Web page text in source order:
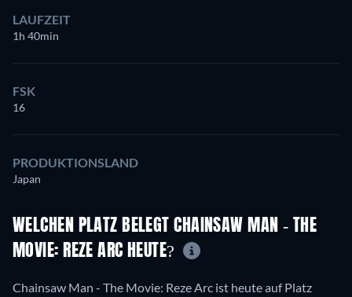
LAUFZEIT
1h 40min
FSK
16
PRODUKTIONSLAND
Japan
WELCHEN PLATZ BELEGT CHAINSAW MAN - THE
MOVIE: REZE ARC HEUTE?
Chainsaw Man - The Movie: Reze Arc ist heute auf Platz